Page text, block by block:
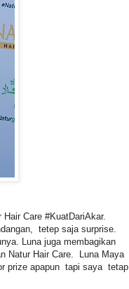
Care #KuatDariAkar.
tetep saja surprise.
Luna juga membagikan
Natur Hair Care. Luna Maya
prize apapun tapi saya tetap